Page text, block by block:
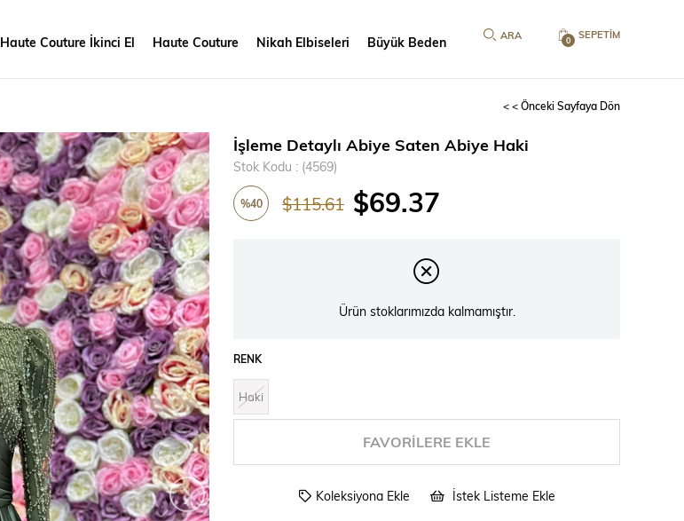
SEPETIM
0
Haute Couture İkinci El Haute Couture Nikah Elbiseleri Büyük Beden
< < Önceki Sayfaya Dön
›
İşleme Detaylı Abiye Saten Abiye Haki
Stok Kodu (4569)
%40 $115.61 $69.37
Ürün stoklarımızda kalmamıştır.
RENK
Haki
FAVORILERE EKLE
Koleksiyona Ekle İstek Listeme Ekle